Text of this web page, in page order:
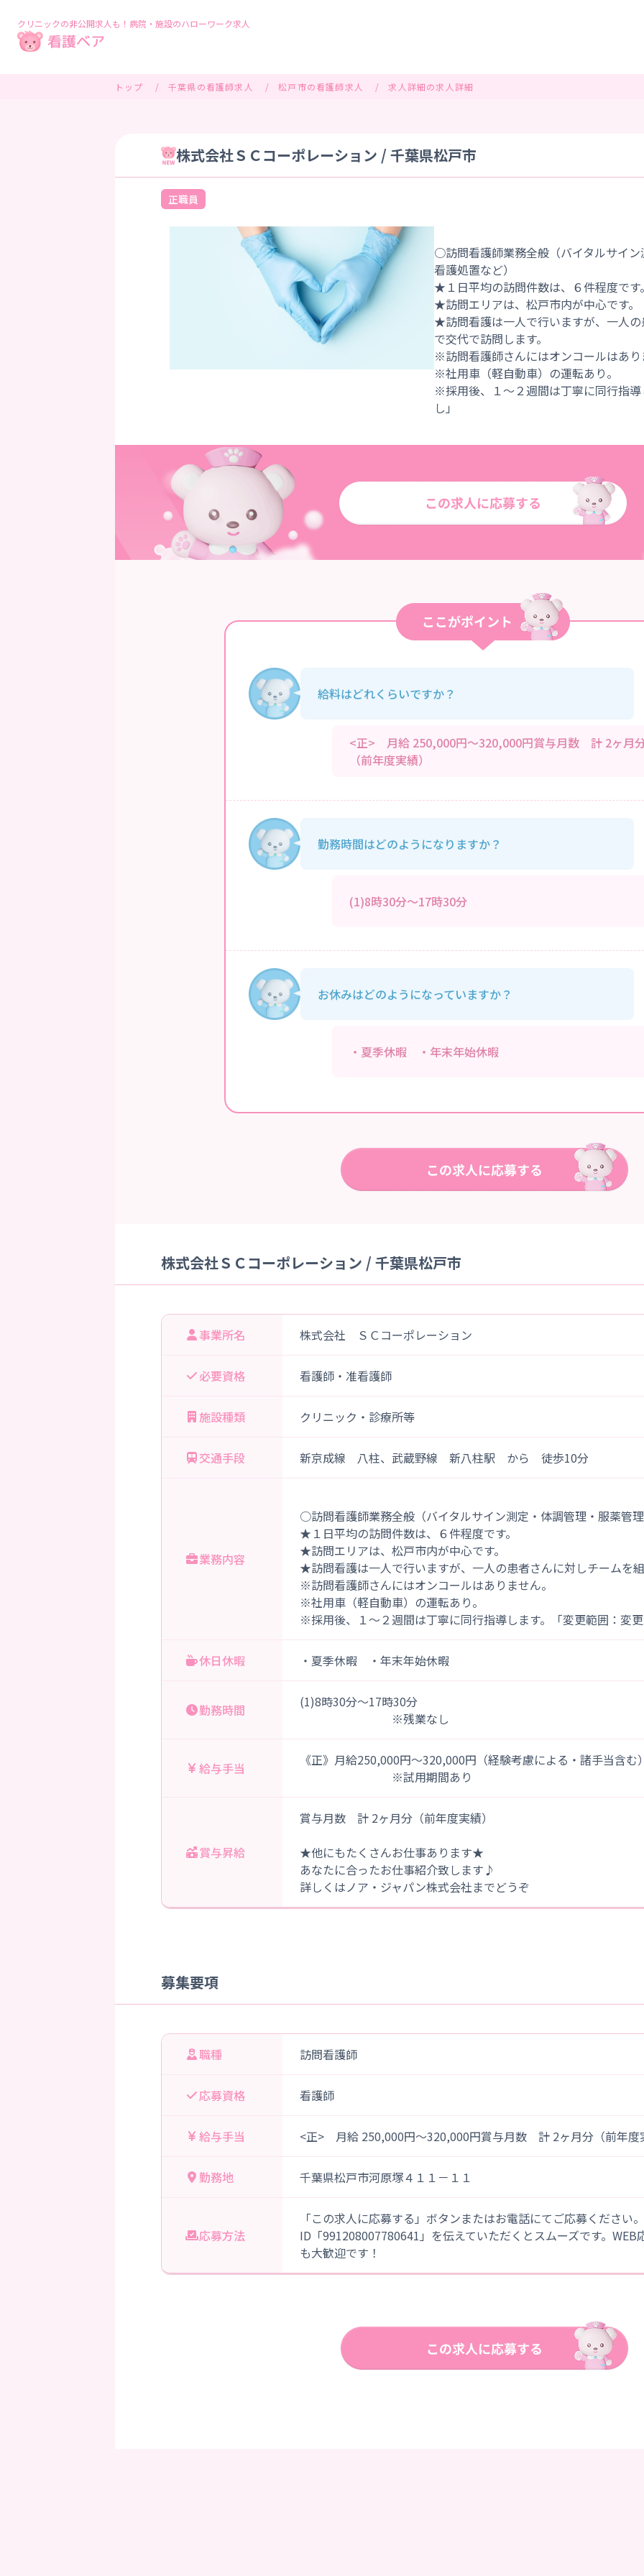
クリニックの非公開求人も！病院・施設のハローワーク求人
トップ 千葉県の看護師求人 松戸市の看護師求人 求人詳細の求人詳細
株式会社ＳＣコーポレーション / 千葉県松戸市
正職員
○訪問看護師業務全般（バイタルサイ
看護処置など）
★１日平均の訪問件数は、６件程度です
★訪問エリアは、松戸市内が中心です。
★訪問看護は一人で行いますが、一人
で交代で訪問します。
※訪問看護師さんにはオンコールはあ
※社用車（軽自動車）の運転あり。
※採用後、１～２週間は丁寧に同行指
給料はどれくらいですか？
<正> 月給 250,000円～320,000円賞与月数 計 2ヶ月
（前年度実績）
勤務時間はどのようになりますか？
(1)8時30分～17時30分
お休みはどのようになっていますか？
・夏季休暇 ・年末年始休暇
株式会社ＳＣコーポレーション / 千葉県松戸市
事業所名 株式会社 ＳＣコーポレーション
必要資格 看護師・准看護師
施設種類 クリニック・診療所等
交通手段 新京成線 八柱、武蔵野線 新八柱駅 から 徒歩10分
業務内容
○訪問看護師業務全般（バイタルサイン測定・体調管理・服薬管
★１日平均の訪問件数は、６件程度です。
★訪問エリアは、松戸市内が中心です。
★訪問看護は一人で行いますが、一人の患者さんに対しチームを
※訪問看護師さんにはオンコールはありません。
※社用車（軽自動車）の運転あり。
※採用後、１～２週間は丁寧に同行指導します。「変更範囲：変
休日休暇 ・夏季休暇 ・年末年始休暇
勤務時間
(1)8時30分～17時30分
※残業なし
給与手当
《正》月給250,000円～320,000円（経験考慮による・諸手当含む
※試用期間あり
賞与昇給
賞与月数 計 2ヶ月分（前年度実績）
★他にもたくさんお仕事あります★
あなたに合ったお仕事紹介致します♪
詳しくはノア・ジャパン株式会社までどうぞ
募集要項
職種 訪問看護師
応募資格 看護師
給与手当 <正> 月給 250,000円～320,000円賞与月数 計 2ヶ月分（前年度
勤務地 千葉県松戸市河原塚４１１－１１
応募方法
「この求人に応募する」ボタンまたはお電話にてご応募ください
ID「991208007780641」を伝えていただくとスムーズです。WEB
も大歓迎です！